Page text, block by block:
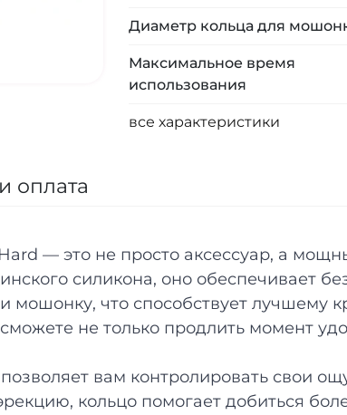
Диаметр кольца для
Максимальное время
использования
все характеристики
оплата
— это не просто аксессуар, а
силикона, оно обеспечивает
мошонку, что способствует лучшему
не только продлить момент
вам контролировать свои
кольцо помогает добиться